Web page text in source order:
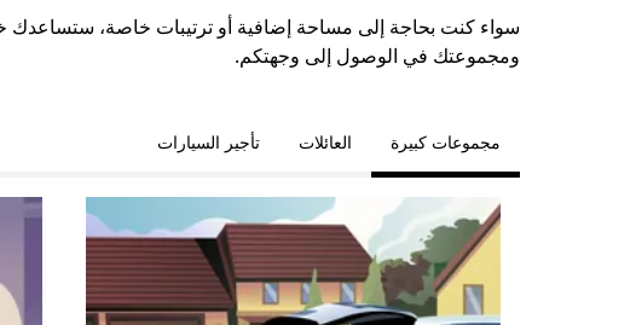
ومجموعتك في الوصول إلى وجهتكم.
مجموعات كبيرة العائلات تأجير السيارات